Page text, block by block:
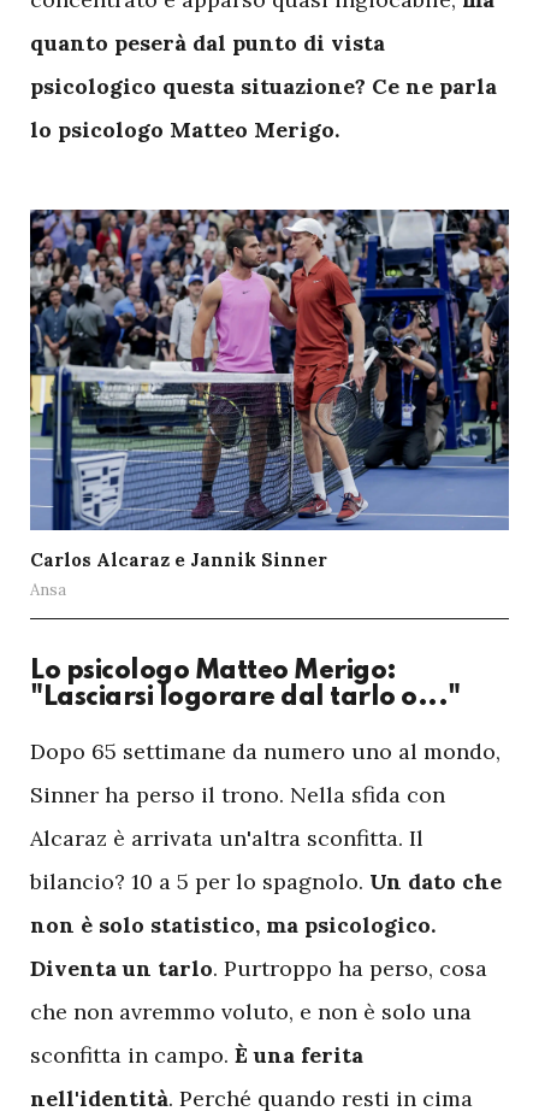
quanto peserà dal punto di vista
psicologico questa situazione? Ce ne parla
lo psicologo Matteo Merigo.
Carlos Alcaraz e Jannik Sinner
Ansa
Lo psicologo Matteo Merigo:
"Lasciarsi logorare dal tarlo o..."
Dopo 65 settimane da numero uno al mondo,
Sinner ha perso il trono. Nella sfida con
Alcaraz è arrivata un'altra sconfitta. Il
bilancio? 10 a 5 per lo spagnolo. Un dato che
non è solo statistico, ma psicologico.
Diventa un tarlo. Purtroppo ha perso, cosa
che non avremmo voluto, e non è solo una
sconfitta in campo. È una ferita
nell'identità. Perché quando resti in cima